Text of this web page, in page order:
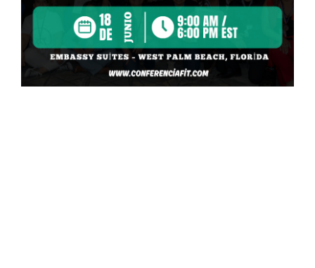
BLOG
CONTACTANOS